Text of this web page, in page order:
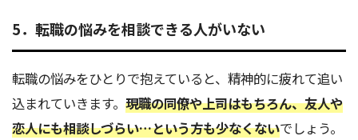
5．転職の悩みを相談できる人がいない
転職の悩みをひとりで抱えていると、精神的に疲れて追い
込まれていきます。 現職の同僚や上司はもちろん、友人や
恋人にも相談しづらい…という方も少なくないでしょう。